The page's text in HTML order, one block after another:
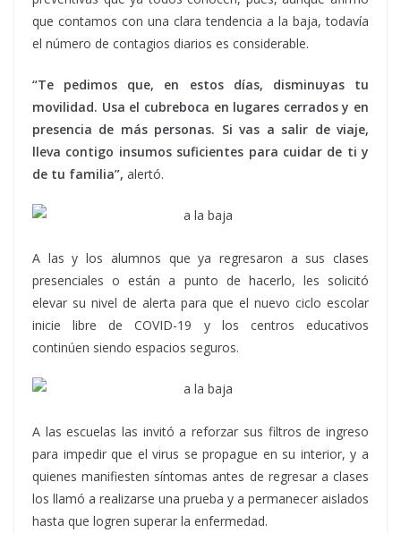
que contamos con una clara tendencia a la baja, todavía
el número de contagios diarios es considerable.
“Te pedimos que, en estos días, disminuyas tu
movilidad. Usa el cubreboca en lugares cerrados y en
presencia de más personas. Si vas a salir de viaje,
lleva contigo insumos suficientes para cuidar de ti y
de tu familia”, alertó.
A las y los alumnos que ya regresaron a sus clases
presenciales o están a punto de hacerlo, les solicitó
elevar su nivel de alerta para que el nuevo ciclo escolar
inicie libre de COVID-19 y los centros educativos
continúen siendo espacios seguros.
A las escuelas las invitó a reforzar sus filtros de ingreso
para impedir que el virus se propague en su interior, y a
quienes manifiesten síntomas antes de regresar a clases
los llamó a realizarse una prueba y a permanecer aislados
hasta que logren superar la enfermedad.